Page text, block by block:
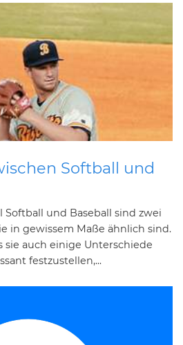
Softball und
Softball und Baseball sind zwei
in gewissem Maße ähnlich sind.
sie auch einige Unterschiede
festzustellen,...